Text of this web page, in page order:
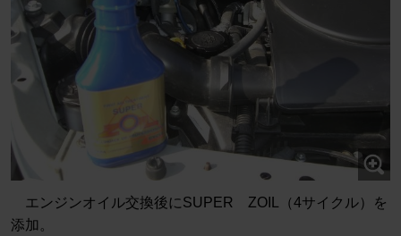
エンジンオイル交換後にSUPER ZOIL（4サイクル）を
添加。